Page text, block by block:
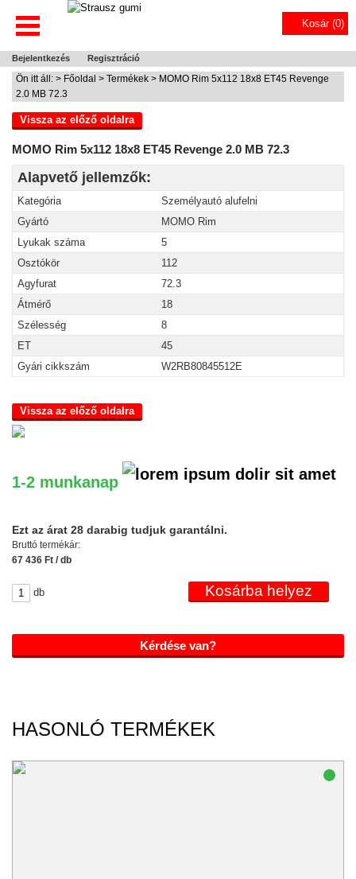
Kosár (0)
Bejelentkezés Regisztráció
Ön itt áll: > Főoldal > Termékek > MOMO Rim 5x112 18x8 ET45 Revenge
2.0 MB 72.3
Vissza az előző oldalra
MOMO Rim 5x112 18x8 ET45 Revenge 2.0 MB 72.3
Alapvető jellemzők:
Kategória
Személyautó alufelni
Gyártó
MOMO Rim
Lyukak száma
5
Osztókör
112
Agyfurat
72.3
Átmérő
18
Szélesség
8
ET
45
Gyári cikkszám
W2RB80845512E
Vissza az előző oldalra
1-2 munkanap
Ezt az árat 28 darabig tudjuk garantálni.
Bruttó termékár:
67 436 Ft / db
db
Kérdése van?
HASONLÓ TERMÉKEK